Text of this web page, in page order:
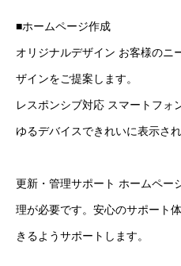
■ホームページ作成
オリジナルデザイン お客様のニ
ザインをご提案します。
レスポンシブ対応 スマートフォ
ゆるデバイスできれいに表示さ
更新・管理サポート ホームペー
理が必要です。安心のサポート
きるようサポートします。